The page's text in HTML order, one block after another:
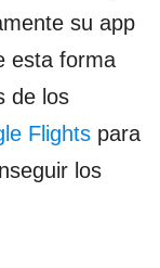
su app
esta forma
de los
Flights para
los